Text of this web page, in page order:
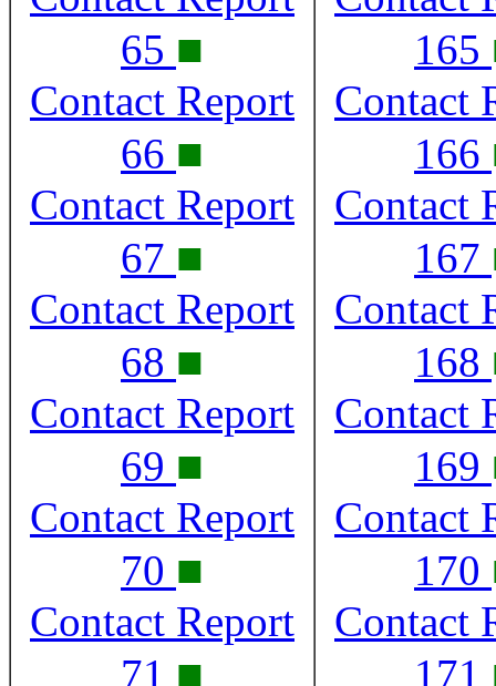
65 ■
Contact Report
66 ■
Contact Report
67 ■
Contact Report
68 ■
Contact Report
69 ■
Contact Report
70 ■
Contact Report
71 ■
165
Contact
166
Contact
167
Contact
168
Contact
169
Contact
170
Contact
171